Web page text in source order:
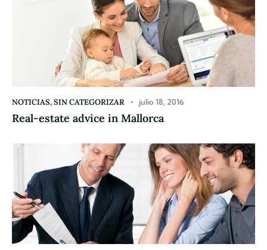
NOTICIAS,SIN CATEGORIZAR julio 18, 2016
Real-estate advice in Mallorca